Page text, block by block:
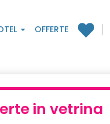
OFFERTE
in vetrina